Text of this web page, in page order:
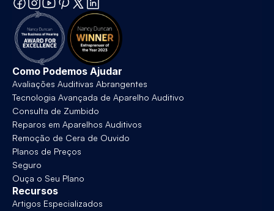
Como Podemos Ajudar
Avaliações Auditivas Abrangentes
Tecnologia Avançada de Aparelho Auditivo
Consulta de Zumbido
Reparos em Aparelhos Auditivos
Remoção de Cera de Ouvido
Planos de Preços
Seguro
Ouça o Seu Plano
Recursos
Artigos Especializados